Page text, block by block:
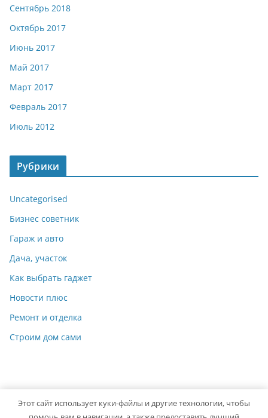
Сентябрь 2018
Октябрь 2017
Июнь 2017
Май 2017
Март 2017
Февраль 2017
Июль 2012
Рубрики
Uncategorised
Бизнес советник
Гараж и авто
Дача, участок
Как выбрать гаджет
Новости плюс
Ремонт и отделка
Строим дом сами
Copyright © 2026 Мастер на Все Руки. Powered byColorMag
Этот сайт использует куки-файлы и другие технологии, чтобы